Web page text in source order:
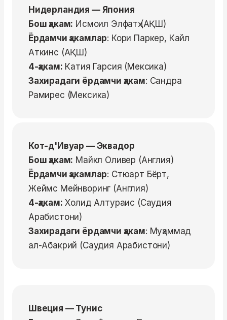
Нидерландия — Япония
Бош ҳакам: Исмоил Элфатҳ (АҚШ)
Ёрдамчи ҳакамлар: Кори Паркер, Кайл
Аткинс (АҚШ)
4-ҳакам: Катия Гарсия (Мексика)
Захирадаги ёрдамчи ҳакам: Сандра
Рамирес (Мексика)
Кот-д'Ивуар — Эквадор
Бош ҳакам: Майкл Оливер (Англия)
Ёрдамчи ҳакамлар: Стюарт Бёрт,
Жеймс Мейнворинг (Англия)
4-ҳакам: Холид Алтураис (Саудия
Арабистони)
Захирадаги ёрдамчи ҳакам: Муҳаммад
ал-Абакрий (Саудия Арабистони)
Швеция — Тунис